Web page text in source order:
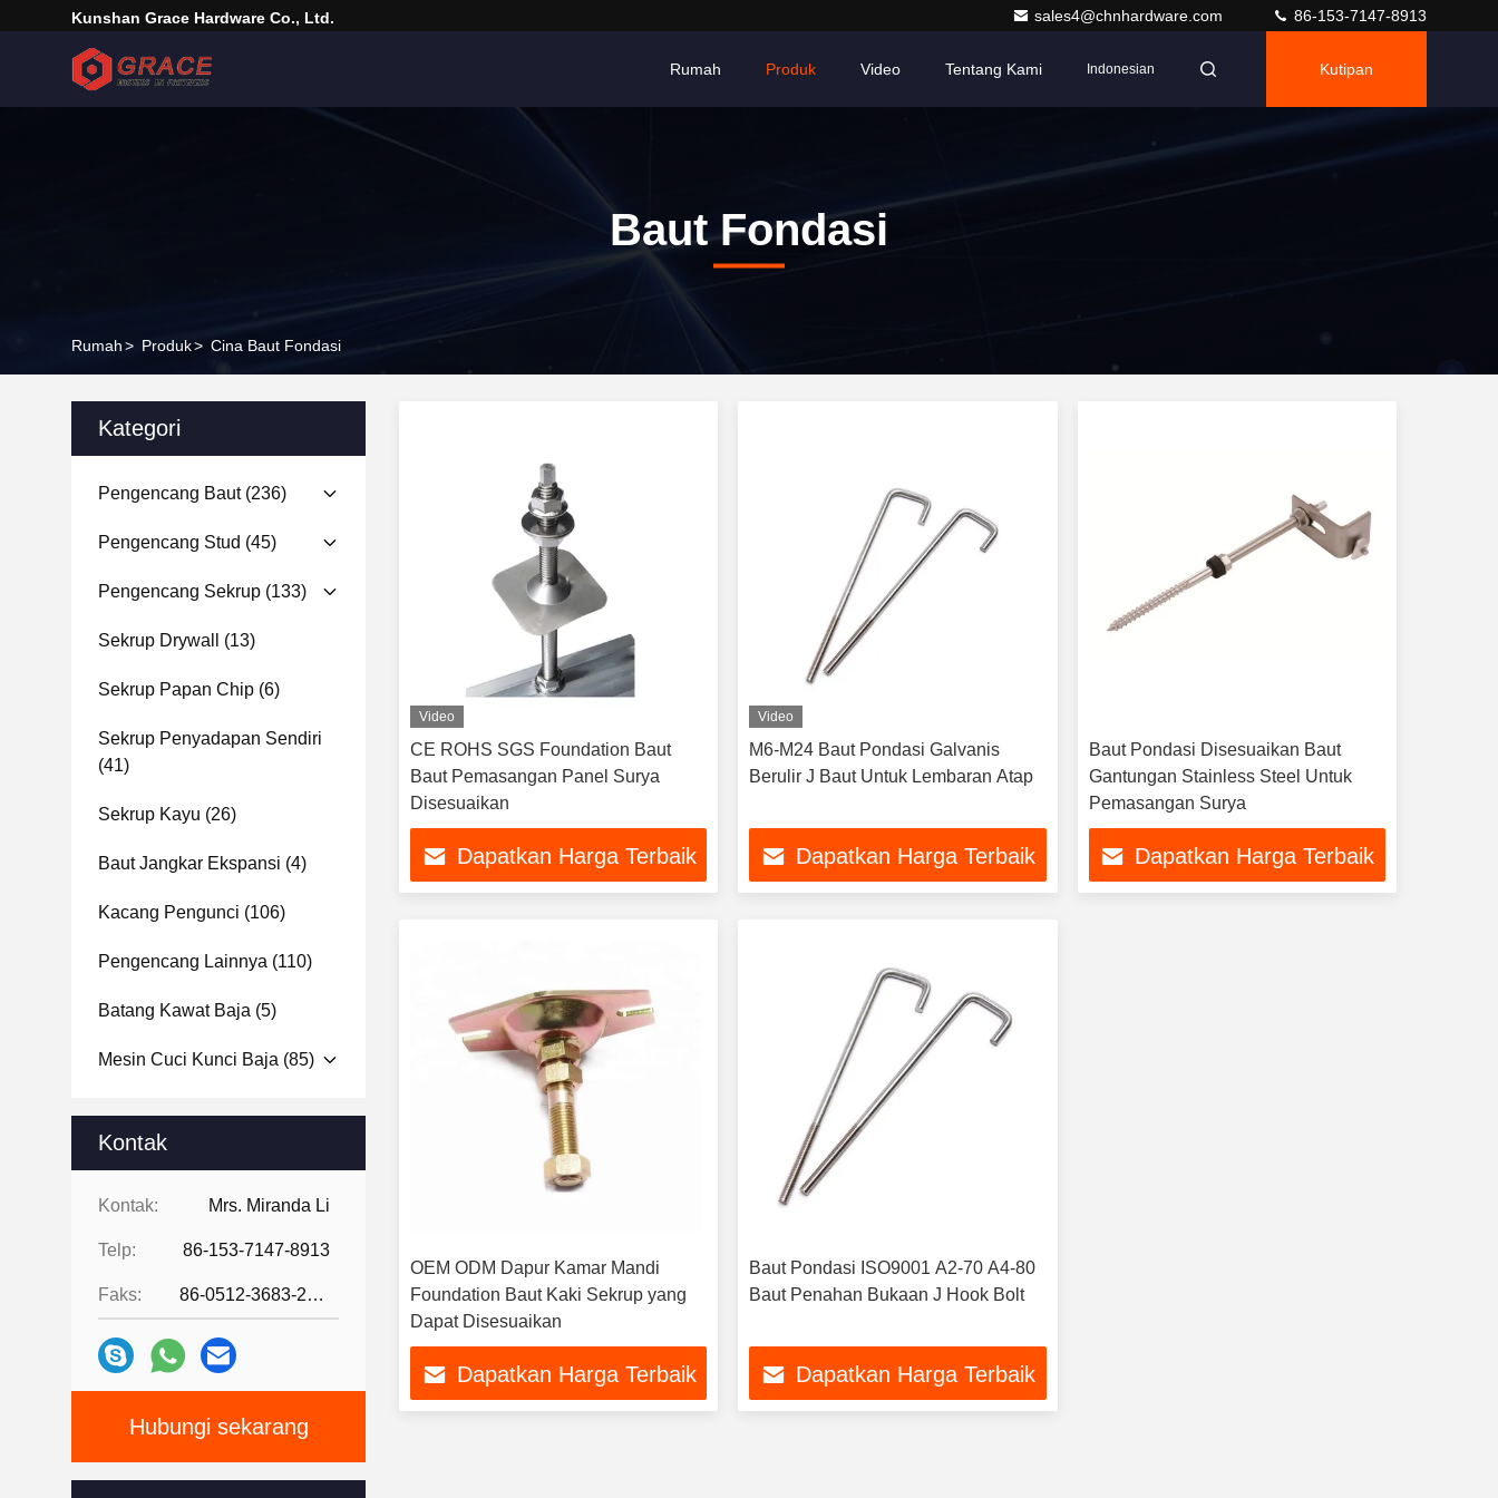
Kunshan Grace Hardware Co., Ltd. sales4@chnhardware.com 86-153-7147-8913
Rumah Produk Video Tentang Kami Indonesian Kutipan
Baut Fondasi
Rumah> Produk> Cina Baut Fondasi
Kategori
Pengencang Baut(236)
Pengencang Stud (45)
Pengencang Sekrup (133)
Sekrup Drywall (13)
Sekrup Papan Chip (6)
Sekrup Penyadapan Sendiri
(41)
Sekrup Kayu (26)
Baut Jangkar Ekspansi (4)
Kacang Pengunci (106)
Pengencang Lainnya (110)
Batang Kawat Baja (5)
Mesin Cuci Kunci Baja (85)
Kontak
Kontak: Mrs. Miranda Li
Telp: 86-153-7147-8913
Faks: 86-0512-3683-2631
Hubungi sekarang
Video
CE ROHS SGS Foundation Baut
Baut Pemasangan Panel Surya
Disesuaikan
Dapatkan Harga Terbaik
Video
M6-M24 Baut Pondasi Galvanis
Berulir J Baut Untuk Lembaran Atap
Dapatkan Harga Terbaik
Baut Pondasi Disesuaikan Baut
Gantungan Stainless Steel Untuk
Pemasangan Surya
Dapatkan Harga Terbaik
OEM ODM Dapur Kamar Mandi
Foundation Baut Kaki Sekrup yang
Dapat Disesuaikan
Dapatkan Harga Terbaik
Baut Pondasi ISO9001 A2-70 A4-80
Baut Penahan Bukaan J Hook Bolt
Dapatkan Harga Terbaik